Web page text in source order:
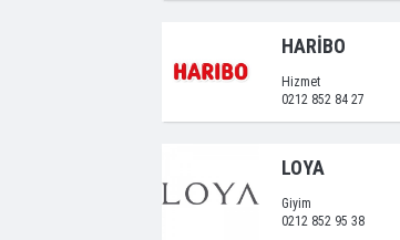
HARİBO
Hizmet
0212 852 84 27
LOYA
Giyim
0212 852 95 38